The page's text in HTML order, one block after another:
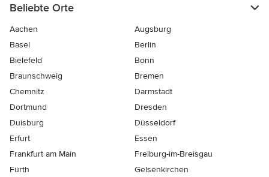
Beliebte Orte
Aachen
Augsburg
Basel
Berlin
Bielefeld
Bonn
Braunschweig
Bremen
Chemnitz
Darmstadt
Dortmund
Dresden
Duisburg
Düsseldorf
Erfurt
Essen
Frankfurt am Main
Freiburg-im-Breisgau
Fürth
Gelsenkirchen